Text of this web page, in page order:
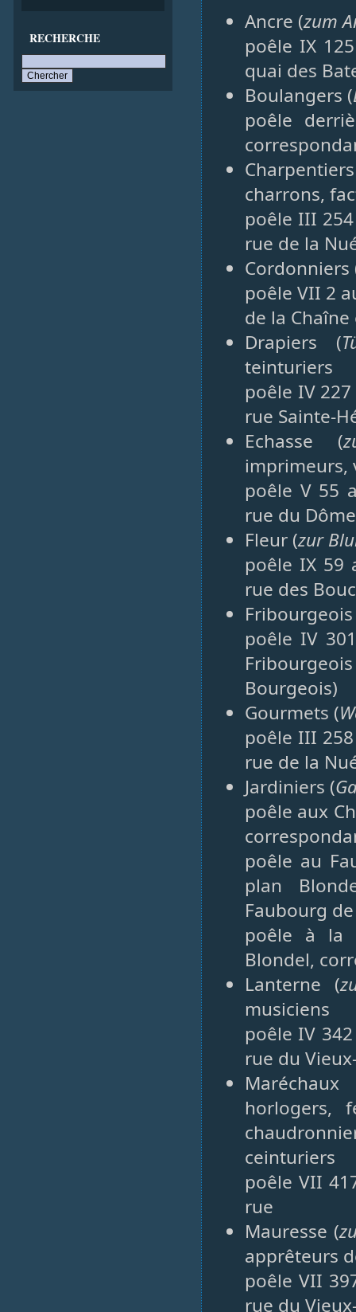
RECHERCHE
Ancre (zum
poêle IX
quai des
Boulangers (
poêle
charrons,
poêle III
rue de la
Cordonniers
poêle VII 2
de la
Drapiers (
teinturiers
poêle IV
rue Sainte-
Echasse (
imprimeurs,
poêle V 55
rue du Dôme
Fleur (zur
poêle IX 59
rue des
poêle IV
Bourgeois)
Gourmets (
poêle III
rue de la
Jardiniers (
poêle aux
poêle au
plan
Faubourg
poêle à la
Blondel,
Lanterne (
musiciens
poêle IV
rue du
horlogers,
ceinturiers
poêle VII
rue
Mauresse (
apprêteurs
poêle VII
rue du